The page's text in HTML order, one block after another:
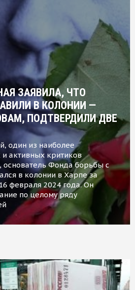
ЗАЯВИЛА, ЧТО
В КОЛОНИИ —
ПОДТВЕРДИЛИ ДВЕ
один из наиболее
активных критиков
основатель Фонда борьбы с
в колонии в Харпе за
февраля 2024 года. Он
по целому ряду